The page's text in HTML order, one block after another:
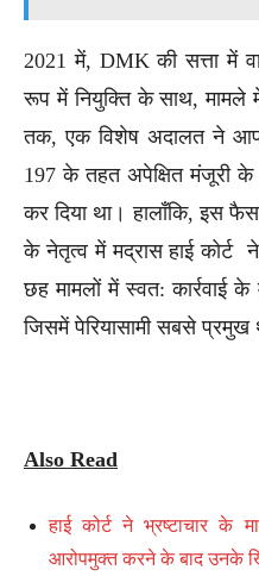
2021 में, DMK की सत्ता में
रूप में नियुक्ति के साथ, मामले
तक, एक विशेष अदालत ने
197 के तहत अपेक्षित मंजूरी के
कर दिया था। हालाँकि, इस
के नेतृत्व में मद्रास हाई कोर्ट
छह मामलों में स्वत: कार्रवाई
जिसमें पेरियासामी सबसे प्रमुख
Also Read
हाई कोर्ट ने भ्रष्टाचार के
आरोपमुक्त करने के बाद उनके